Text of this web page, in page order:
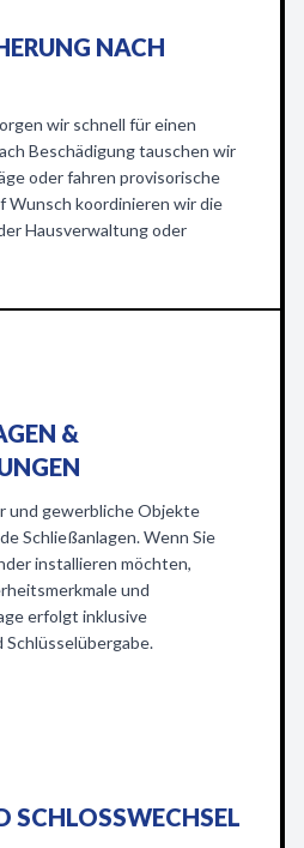
NACH
wir schnell für einen
Beschädigung tauschen wir
oder fahren provisorische
Wunsch koordinieren wir die
Hausverwaltung oder
& Z
und gewerbliche Objekte
Schließanlagen. Wenn Sie
installieren möchten,
und
erfolgt inklusive
SCHLOSSWECHSEL